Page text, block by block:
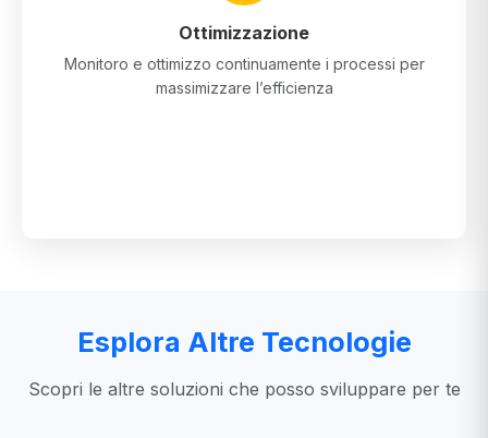
Ottimizzazione
Monitoro e ottimizzo continuamente i processi per
massimizzare l’efficienza
Esplora Altre Tecnologie
Scopri le altre soluzioni che posso sviluppare per te